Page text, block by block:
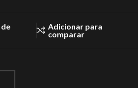
Adicionar para
comparar